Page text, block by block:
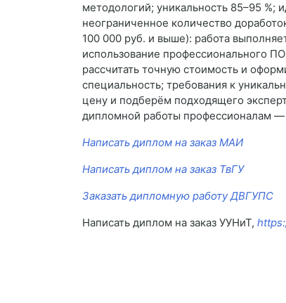
методологий; уникальность 85–95
неограниченное количество
100 000 руб. и выше): работа
использование профессионального
рассчитать точную стоимость и
специальность; требования к
цену и подберём подходящего
дипломной работы профессионалам
Написать диплом на заказ МАИ
Написать диплом на заказ ТвГУ
Заказать дипломную работу ДВГУПС
Написать диплом на заказ УУНиТ,